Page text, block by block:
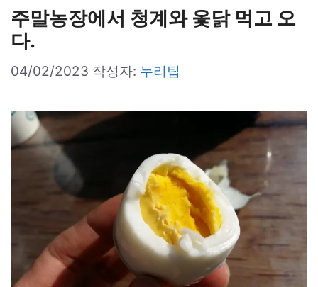
주말농장에서 청계와 옻닭 먹고 오
다.
04/02/2023 작성자: 누리팁